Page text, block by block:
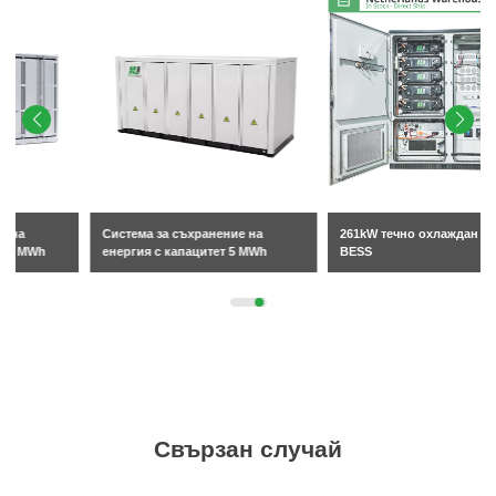
Система за съхранение на
енергия с капацитет 5 MWh
261kW течно охлаждан шкаф
BESS
Свързан случай